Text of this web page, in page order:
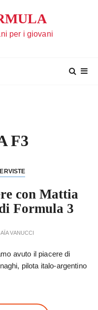
per i giovani
F3
con Mattia
Formula 3
VANUCCI
avuto il piacere di
pilota italo-argentino